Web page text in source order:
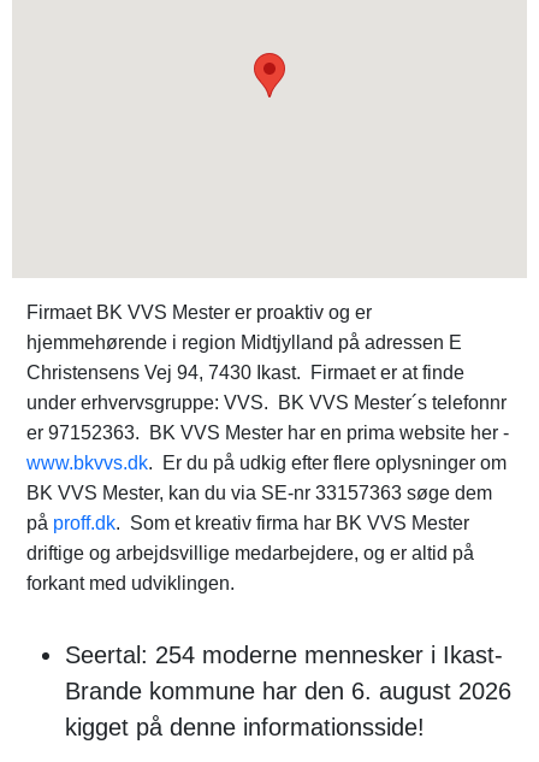
Firmaet BK VVS Mester er proaktiv og er
hjemmehørende i region Midtjylland på adressen E
Christensens Vej 94, 7430 Ikast. Firmaet er at finde
under erhvervsgruppe: VVS. BK VVS Mester´s telefonnr
er 97152363. BK VVS Mester har en prima website her -
www.bkvvs.dk. Er du på udkig efter flere oplysninger om
BK VVS Mester, kan du via SE-nr 33157363 søge dem
på proff.dk. Som et kreativ firma har BK VVS Mester
driftige og arbejdsvillige medarbejdere, og er altid på
forkant med udviklingen.
Seertal: 254 moderne mennesker i Ikast-
Brande kommune har den 6. august 2026
kigget på denne informationsside!